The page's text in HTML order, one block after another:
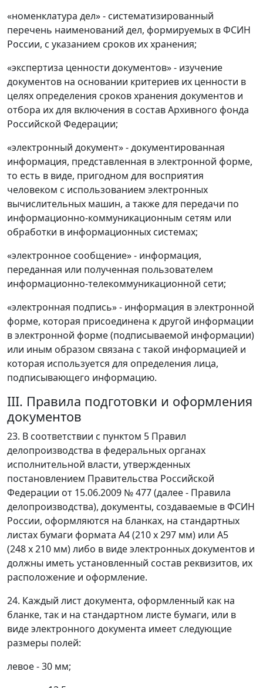
«номенклатура дел» - систематизированный
перечень наименований дел, формируемых в ФСИН
России, с указанием сроков их хранения;
«экспертиза ценности документов» - изучение
документов на основании критериев их ценности в
целях определения сроков хранения документов и
отбора их для включения в состав Архивного фонда
Российской Федерации;
«электронный документ» - документированная
информация, представленная в электронной форме,
то есть в виде, пригодном для восприятия
человеком с использованием электронных
вычислительных машин, а также для передачи по
информационно-коммуникационным сетям или
обработки в информационных системах;
«электронное сообщение» - информация,
переданная или полученная пользователем
информационно-телекоммуникационной сети;
«электронная подпись» - информация в электронной
форме, которая присоединена к другой информации
в электронной форме (подписываемой информации)
или иным образом связана с такой информацией и
которая используется для определения лица,
подписывающего информацию.
III. Правила подготовки и оформления
документов
23. В соответствии с пунктом 5 Правил
делопроизводства в федеральных органах
исполнительной власти, утвержденных
постановлением Правительства Российской
Федерации от 15.06.2009 № 477 (далее - Правила
делопроизводства), документы, создаваемые в ФСИН
России, оформляются на бланках, на стандартных
листах бумаги формата А4 (210 x 297 мм) или А5
(248 x 210 мм) либо в виде электронных документов и
должны иметь установленный состав реквизитов, их
расположение и оформление.
24. Каждый лист документа, оформленный как на
бланке, так и на стандартном листе бумаги, или в
виде электронного документа имеет следующие
размеры полей:
левое - 30 мм;